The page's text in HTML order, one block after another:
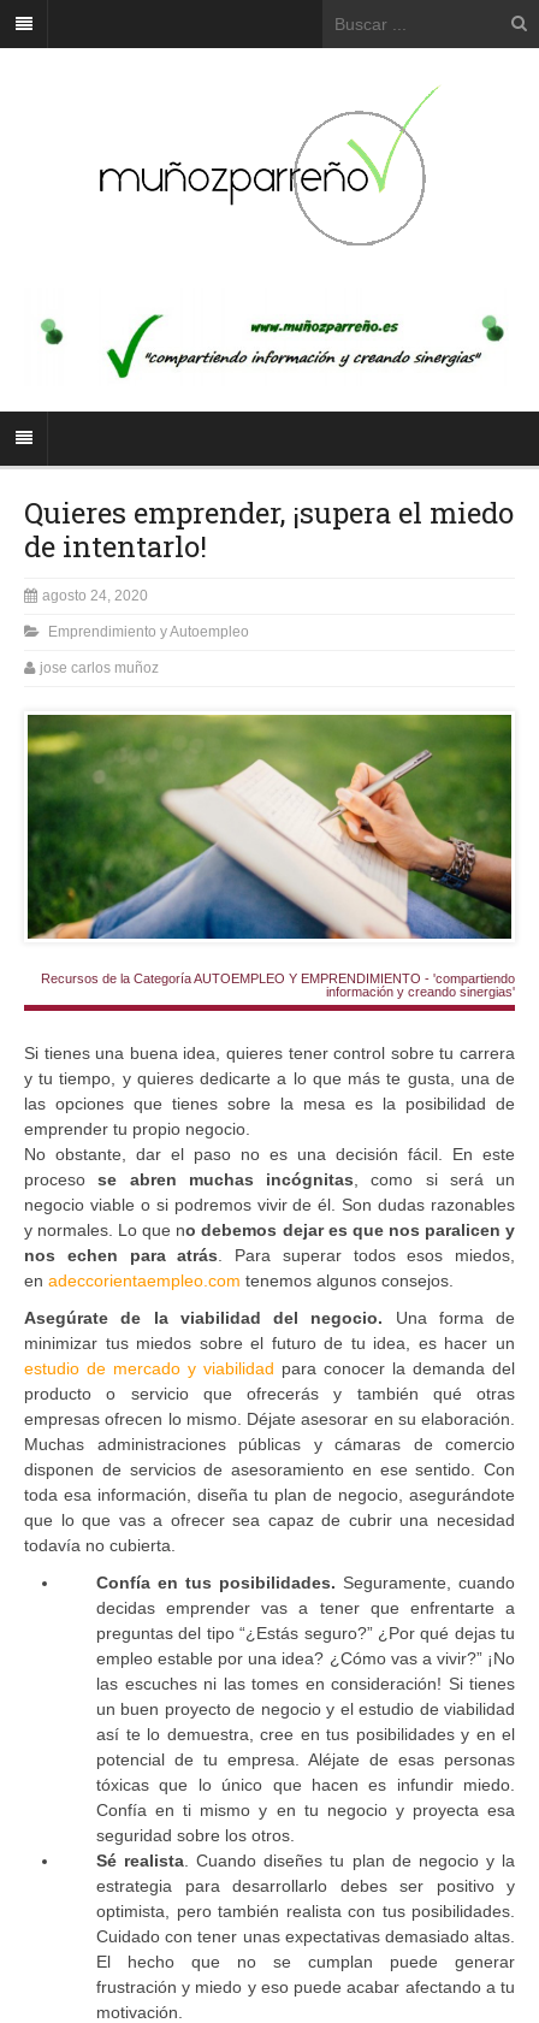
Quieres emprender, ¡supera el miedo
de intentarlo!
agosto 24, 2020
Emprendimiento y Autoempleo
jose carlos muñoz
Recursos de la Categoría AUTOEMPLEO Y EMPRENDIMIENTO - 'compartiendo
información y creando sinergias'
Si tienes una buena idea, quieres tener control sobre tu carrera
y tu tiempo, y quieres dedicarte a lo que más te gusta, una de
las opciones que tienes sobre la mesa es la posibilidad de
emprender tu propio negocio.
No obstante, dar el paso no es una decisión fácil. En este
procesose abren muchas incógnitas , como si será un
negocio viable o si podremos vivir de él. Son dudas razonables
y normales. Lo que no debemos dejar es que nos paralicen y
nos echen para atrás . Para superar todos esos miedos,
en adeccorientaempleo.com tenemos algunos consejos.
Asegúrate de la viabilidad del negocio. Una forma de
minimizar tus miedos sobre el futuro de tu idea, es hacer un
estudio de mercado y viabilidad para conocer la demanda del
producto o servicio que ofrecerás y también qué otras
empresas ofrecen lo mismo. Déjate asesorar en su elaboración.
Muchas administraciones públicas y cámaras de comercio
disponen de servicios de asesoramiento en ese sentido. Con
toda esa información, diseña tu plan de negocio, asegurándote
que lo que vas a ofrecer sea capaz de cubrir una necesidad
todavía no cubierta.
Confía en tus posibilidades. Seguramente, cuando
decidas emprender vas a tener que enfrentarte a
preguntas del tipo “¿Estás seguro?” ¿Por qué dejas tu
empleo estable por una idea? ¿Cómo vas a vivir?” ¡No
las escuches ni las tomes en consideración! Si tienes
un buen proyecto de negocio y el estudio de viabilidad
así te lo demuestra, cree en tus posibilidades y en el
potencial de tu empresa. Aléjate de esas personas
tóxicas que lo único que hacen es infundir miedo.
Confía en ti mismo y en tu negocio y proyecta esa
seguridad sobre los otros.
Sé realista . Cuando diseñes tu plan de negocio y la
estrategia para desarrollarlo debes ser positivo y
optimista, pero también realista con tus posibilidades.
Cuidado con tener unas expectativas demasiado altas.
El hecho que no se cumplan puede generar
frustración y miedo y eso puede acabar afectando a tu
motivación.